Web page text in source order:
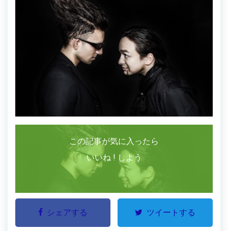
この記事が気に入ったら
いいね ! しよう
シェアする ツイートする